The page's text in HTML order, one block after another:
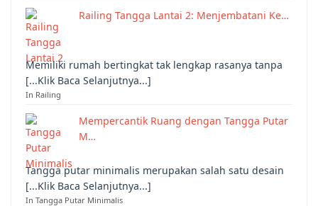
Railing Tangga Lantai 2: Menjembatani Ke…
Memiliki rumah bertingkat tak lengkap rasanya tanpa
[...Klik Baca Selanjutnya...]
In Railing
Mempercantik Ruang dengan Tangga Putar
M…
Tangga putar minimalis merupakan salah satu desain
[...Klik Baca Selanjutnya...]
In Tangga Putar Minimalis